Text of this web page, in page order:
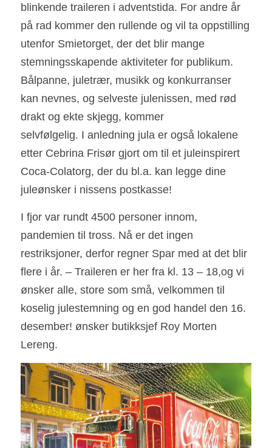
blinkende traileren i adventstida. For andre år
på rad kommer den rullende og vil ta oppstilling
utenfor Smietorget, der det blir mange
stemningsskapende aktiviteter for publikum.
Bålpanne, juletrær, musikk og konkurranser
kan nevnes, og selveste julenissen, med rød
drakt og ekte skjegg, kommer
selvfølgelig. I anledning jula er også lokalene
etter Cebrina Frisør gjort om til et juleinspirert
Coca-Colatorg, der du bl.a. kan legge dine
juleønsker i nissens postkasse!
I fjor var rundt 4500 personer innom,
pandemien til tross. Nå er det ingen
restriksjoner, derfor regner Spar med at det blir
flere i år. – Traileren er her fra kl. 13 – 18,og vi
ønsker alle, store som små, velkommen til
koselig julestemning og en god handel den 16.
desember! ønsker butikksjef Roy Morten
Lereng.